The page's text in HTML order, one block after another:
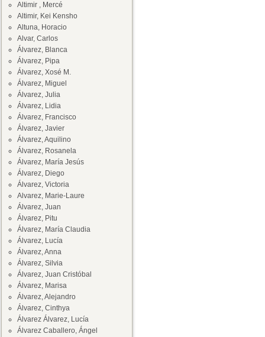
Altimir , Mercé
Altimir, Kei Kensho
Altuna, Horacio
Alvar, Carlos
Álvarez, Blanca
Álvarez, Pipa
Álvarez, Xosé M.
Álvarez, Miguel
Álvarez, Julia
Álvarez, Lidia
Álvarez, Francisco
Álvarez, Javier
Álvarez, Aquilino
Álvarez, Rosanela
Álvarez, María Jesús
Álvarez, Diego
Álvarez, Victoria
Alvarez, Marie-Laure
Álvarez, Juan
Álvarez, Pitu
Álvarez, María Claudia
Álvarez, Lucía
Álvarez, Anna
Álvarez, Silvia
Álvarez, Juan Cristóbal
Álvarez, Marisa
Álvarez, Alejandro
Álvarez, Cinthya
Álvarez Álvarez, Lucía
Álvarez Caballero, Ángel